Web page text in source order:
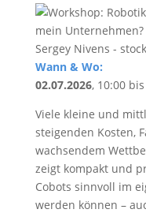
Sergey Nivens -
Wann & Wo:
02.07.2026, 10:00
Viele kleine und
steigenden Kosten,
wachsendem
zeigt kompakt und
Cobots sinnvoll im
werden können –